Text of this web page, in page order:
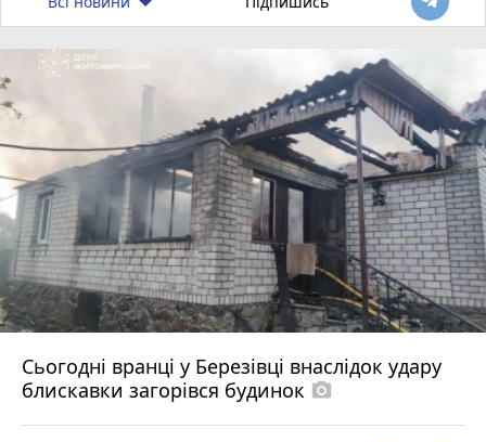
Сьогодні вранці у Березівці внаслідок удару
блискавки загорівся будинок photo_camera